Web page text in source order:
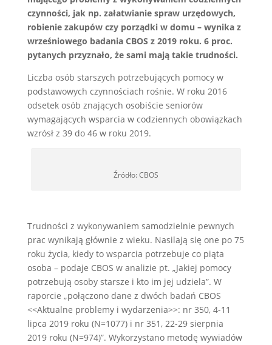
czynności, jak np. załatwianie spraw urzędowych,
robienie zakupów czy porządki w domu – wynika z
wrześniowego badania CBOS z 2019 roku. 6 proc.
pytanych przyznało, że sami mają takie trudności.
Liczba osób starszych potrzebujących pomocy w
podstawowych czynnościach rośnie. W roku 2016
odsetek osób znających osobiście seniorów
wymagających wsparcia w codziennych obowiązkach
wzrósł z 39 do 46 w roku 2019.
Źródło: CBOS
Trudności z wykonywaniem samodzielnie pewnych
prac wynikają głównie z wieku. Nasilają się one po 75
roku życia, kiedy to wsparcia potrzebuje co piąta
osoba – podaje CBOS w analizie pt. „Jakiej pomocy
potrzebują osoby starsze i kto im jej udziela”. W
raporcie „połączono dane z dwóch badań CBOS
<<Aktualne problemy i wydarzenia>>: nr 350, 4-11
lipca 2019 roku (N=1077) i nr 351, 22-29 sierpnia
2019 roku (N=974)”. Wykorzystano metodę wywiadów